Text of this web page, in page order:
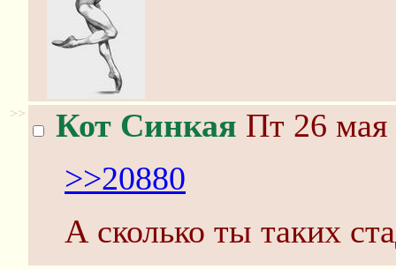
>> Кот Синкая Пт 26 мая
>>20880
А сколько ты таких